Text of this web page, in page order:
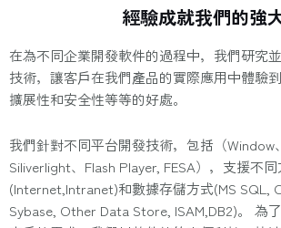
經驗成就我們的強
在為不同企業開發軟件的過程中，我們研究
技術，讓客戶在我們產品的實際應用中體驗
擴展性和安全性等等的好處。
我們針對不同平台開發技術，包括（Window
Siliverlight、Flash Player, FESA），支援不
(Internet,Intranet)和數據存儲方式(MS SQL,
Sybase, Other Data Store, ISAM,DB2)。 為